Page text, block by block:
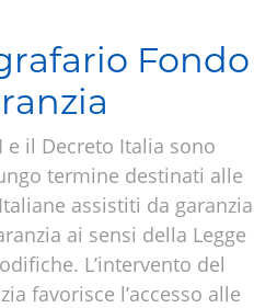
Fondo
e il Decreto Italia sono
termine destinati alle
assistiti da garanzia
ai sensi della Legge
L’intervento del
favorisce l’accesso alle